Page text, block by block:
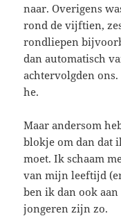
naar. Overigens
rond de vijftien,
rondliepen
dan automatisch
achtervolgden
he.
Maar andersom
blokje om dan dat
moet. Ik schaam
van mijn leeftijd
ben ik dan ook
jongeren zijn zo.